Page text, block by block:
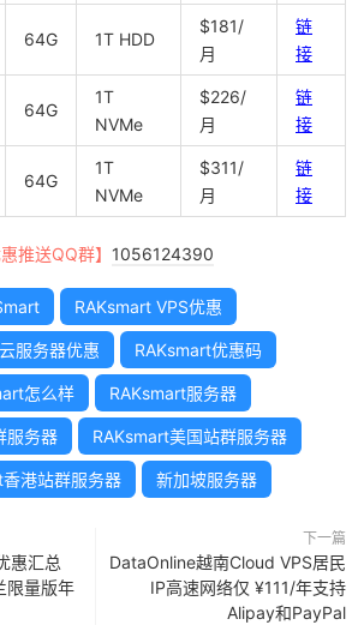
64G 1T HDD
$181/
月
链
接
64G
1T
NVMe
$226/
月
链
接
64G
1T
NVMe
$311/
月
链
接
推送QQ群】 1056124390
RAKsmart VPS优惠
服务器优惠 RAKsmart优惠码
怎么样 RAKsmart服务器
服务器 RAKsmart美国站群服务器
港站群服务器 新加坡服务器
惠汇总
限量版年
下一篇
DataOnline越南Cloud VPS居民
IP高速网络仅 ¥111/年支持
Alipay和PayPal